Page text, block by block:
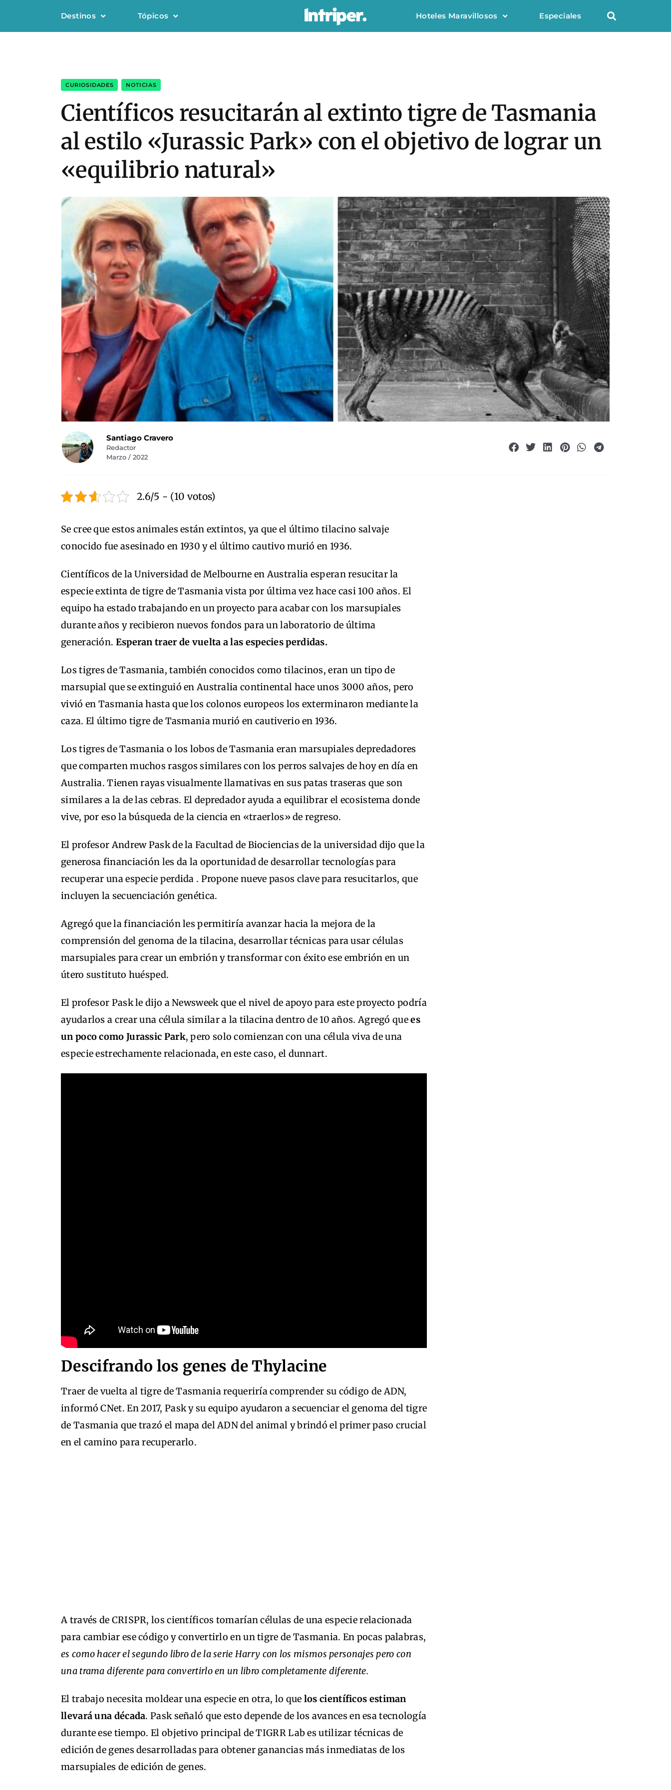
Destinos Tópicos Hoteles Maravillosos Especiales
CURIOSIDADES NOTICIAS
Científicos resucitarán al extinto tigre de Tasmania
al estilo «Jurassic Park» con el objetivo de lograr un
«equilibrio natural»
Santiago Cravero
Redactor
Marzo / 2022
2.6/5 - (10 votos)
Se cree que estos animales están extintos, ya que el último tilacino salvaje
conocido fue asesinado en 1930 y el último cautivo murió en 1936.
Científicos de la Universidad de Melbourne en Australia esperan resucitar la
especie extinta de tigre de Tasmania vista por última vez hace casi 100 años. El
equipo ha estado trabajando en un proyecto para acabar con los marsupiales
durante años y recibieron nuevos fondos para un laboratorio de última
generación. Esperan traer de vuelta a las especies perdidas.
Los tigres de Tasmania, también conocidos como tilacinos, eran un tipo de
marsupial que se extinguió en Australia continental hace unos 3000 años, pero
vivió en Tasmania hasta que los colonos europeos los exterminaron mediante la
caza. El último tigre de Tasmania murió en cautiverio en 1936.
Los tigres de Tasmania o los lobos de Tasmania eran marsupiales depredadores
que comparten muchos rasgos similares con los perros salvajes de hoy en día en
Australia. Tienen rayas visualmente llamativas en sus patas traseras que son
similares a la de las cebras. El depredador ayuda a equilibrar el ecosistema donde
vive, por eso la búsqueda de la ciencia en «traerlos» de regreso.
El profesor Andrew Pask de la Facultad de Biociencias de la universidad dijo que la
generosa financiación les da la oportunidad de desarrollar tecnologías para
recuperar una especie perdida . Propone nueve pasos clave para resucitarlos, que
incluyen la secuenciación genética.
Agregó que la financiación les permitiría avanzar hacia la mejora de la
comprensión del genoma de la tilacina, desarrollar técnicas para usar células
marsupiales para crear un embrión y transformar con éxito ese embrión en un
útero sustituto huésped.
El profesor Pask le dijo a Newsweek que el nivel de apoyo para este proyecto podría
ayudarlos a crear una célula similar a la tilacina dentro de 10 años. Agregó quees
un poco como Jurassic Park, pero solo comienzan con una célula viva de una
especie estrechamente relacionada, en este caso, el dunnart.
Descifrando los genes de Thylacine
Traer de vuelta al tigre de Tasmania requeriría comprender su código de ADN,
informó CNet. En 2017, Pask y su equipo ayudaron a secuenciar el genoma del tigre
de Tasmania que trazó el mapa del ADN del animal y brindó el primer paso crucial
en el camino para recuperarlo.
A través de CRISPR, los científicos tomarían células de una especie relacionada
para cambiar ese código y convertirlo en un tigre de Tasmania. En pocas palabras,
es como hacer el segundo libro de la serie Harry con los mismos personajes pero con
una trama diferente para convertirlo en un libro completamente diferente.
El trabajo necesita moldear una especie en otra, lo que los científicos estiman
llevará una década. Pask señaló que esto depende de los avances en esa tecnología
durante ese tiempo. El objetivo principal de TIGRR Lab es utilizar técnicas de
edición de genes desarrolladas para obtener ganancias más inmediatas de los
marsupiales de edición de genes.